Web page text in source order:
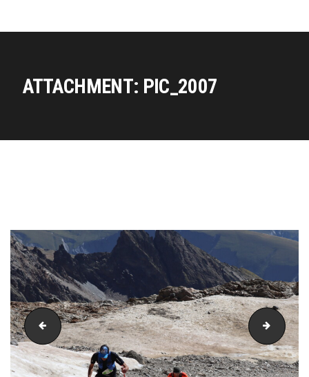
ATTACHMENT: PIC_2007
PIC_2006